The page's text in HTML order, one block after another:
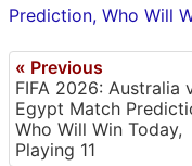
Prediction, Who Will
« Previous
FIFA 2026: Australia
Egypt Match
Who Will Win Today,
Playing 11